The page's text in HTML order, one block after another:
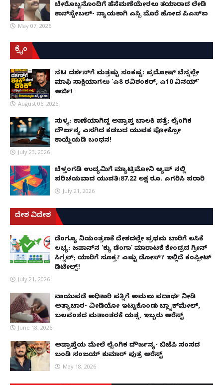
ಬೇರೊಬ್ಬನೊಂದಿಗೆ ಹೆಸೆಮಣೆಯೇರಲು ತಯಾರಾದ ಲೇಡಿ
ಕಾನ್‌ಸ್ಟೇಬಲ್- ನ್ಯಾಯಕ್ಕಾಗಿ ಎಸ್ಪಿ ಮೊರೆ ಹೋದ ಪಿಎಸ್ಐ
May 07, 2026
ಕ್ರೈಂ
ನಟ ದರ್ಶನ್‌ಗೆ ಮತ್ತಷ್ಟು ಸಂಕಷ್ಟ: ಪ್ರದೋಷ್ ಬೆನ್ನಲ್ಲೇ
ಮಾಫಿ ಸಾಕ್ಷಿಯಾಗಲು 'ಎ8 ರವಿಶಂಕರ್, ಎ10 ವಿನಯ್'
ಅರ್ಜಿ!
August 06, 2026
ಸುಳ್ಯ: ಕಾಣೆಯಾಗಿದ್ದ ಅಪ್ರಾಪ್ತ ಬಾಲಕಿ ಪತ್ತೆ; ಲೈಂಗಿಕ
ದೌರ್ಜನ್ಯ ಎಸಗಿದ ಕಡಬದ ಯುವಕ ಪೋಕ್ಸೋ
ಕಾಯ್ದೆಯಡಿ ಬಂಧನ!
July 23, 2026
ಬೆಳ್ತಂಗಡಿ ಉದ್ಯಮಿಗೆ ಮ್ಯಾಟ್ರಿಮೋನಿ ಆ್ಯಪ್ ನಲ್ಲಿ
ಪರಿಚಯವಾದ ಯುವತಿ:87.22 ಲಕ್ಷ ರೂ. ಎಗರಿಸಿ ಪರಾರಿ
July 21, 2026
ದೇಶ ವಿದೇಶ
ಡೆಂಗ್ಯೂ ನಿಯಂತ್ರಣಕ್ಕೆ ದೇಶದಲ್ಲೇ ಪ್ರಥಮ ಬಾರಿಗೆ ಲಸಿಕೆ
ಲಭ್ಯ: ಜಪಾನ್‌ನ 'ಕ್ಯು ಡೆಂಗಾ' ಮಾರಾಟಕ್ಕೆ ಕೇಂದ್ರದ ಗ್ರೀನ್
ಸಿಗ್ನಲ್; ಯಾರಿಗೆ ಸೂಕ್ತ? ಎಷ್ಟು ಡೋಸ್? ಇಲ್ಲಿದೆ ಕಂಪ್ಲೀಟ್
ಡಿಟೇಲ್ಸ್!
July 21, 2026
ವಾಯುಪಡೆ ಅಧಿಕಾರಿ ಪತ್ನಿಗೆ ಅಮಲು ಪದಾರ್ಥ ನೀಡಿ
ಅತ್ಯಾಚಾರ- ವೀಡಿಯೋ ಇಟ್ಟುಕೊಂಡು ಬ್ಲ್ಯಾಕ್‌ಮೇಲ್,
ಬಲವಂತದ ಮತಾಂತರಕ್ಕೆ ಯತ್ನ, ಇಬ್ಬರು ಅರೆಸ್ಟ್
June 18, 2026
ಅಪ್ರಾಪ್ತೆಯ ಮೇಲೆ ಲೈಂಗಿಕ ದೌರ್ಜನ್ಯ- ಬಿಜೆಪಿ ಸಂಸದ
ಬಂಡಿ ಸಂಜಯ್ ಕುಮಾರ್ ಪುತ್ರ ಅರೆಸ್ಟ್
May 18, 2026